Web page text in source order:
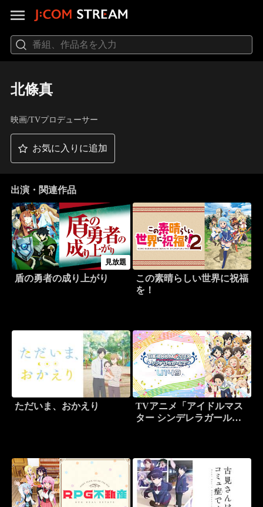
北條真
映画/TVプロデューサー
お気に入りに追加
出演・関連作品
見放題
盾の勇者の成り上がり
この素晴らしい世界に祝福
を！
ただいま、おかえり
TVアニメ「アイドルマス
ター シンデレラガールズ